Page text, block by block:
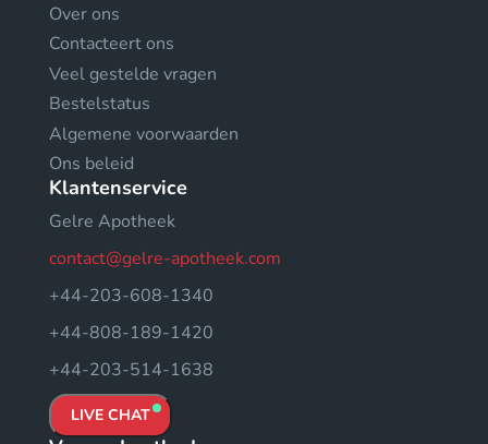
Over ons
Contacteert ons
Veel gestelde vragen
Bestelstatus
Algemene voorwaarden
Ons beleid
Klantenservice
Gelre Apotheek
contact@gelre-apotheek.com
+44-203-608-1340
+44-808-189-1420
+44-203-514-1638
LIVE CHAT